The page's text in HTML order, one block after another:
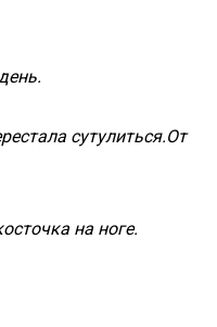
сутулиться.От
на ноге.